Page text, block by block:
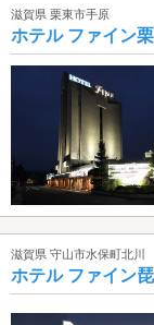
滋賀県 栗東市手原
ホテル ファイン
滋賀県 守山市水保町北川
ホテル ファイン